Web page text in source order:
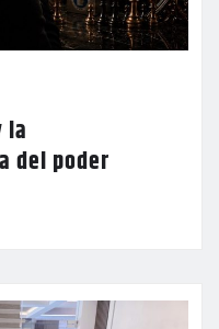
la
del poder